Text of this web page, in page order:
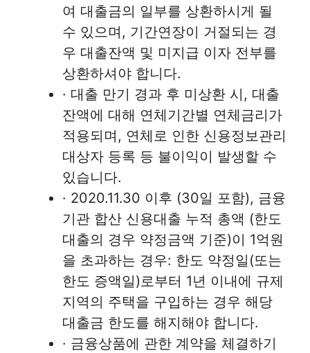
여 대출금의 일부를 상환하시게 될
수 있으며, 기간연장이 거절되는 경
우 대출잔액 및 미지급 이자 전부를
상환하셔야 합니다.
· 대출 만기 경과 후 미상환 시, 대출
잔액에 대해 연체기간별 연체금리가
적용되며, 연체로 인한 신용정보관리
대상자 등록 등 불이익이 발생할 수
있습니다.
· 2020.11.30 이후 (30일 포함), 금융
기관 합산 신용대출 누적 총액 (한도
대출의 경우 약정금액 기준)이 1억원
을 초과하는 경우: 한도 약정일(또는
한도 증액일)로부터 1년 이내에 규제
지역의 주택을 구입하는 경우 해당
대출금 한도를 해지해야 합니다.
· 금융상품에 관한 계약을 체결하기